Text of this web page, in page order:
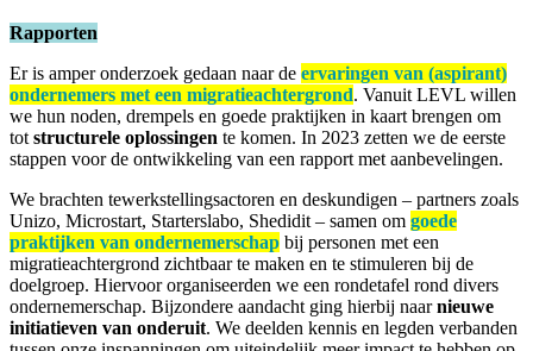
Rapporten
Er is amper onderzoek gedaan naar de ervaringen van (aspirant)
ondernemers met een migratieachtergrond. Vanuit LEVL willen
we hun noden, drempels en goede praktijken in kaart brengen om
tot structurele oplossingen te komen. In 2023 zetten we de eerste
stappen voor de ontwikkeling van een rapport met aanbevelingen.
We brachten tewerkstellingsactoren en deskundigen – partners zoals
Unizo, Microstart, Starterslabo, Shedidit – samen om goede
praktijken van ondernemerschap bij personen met een
migratieachtergrond zichtbaar te maken en te stimuleren bij de
doelgroep. Hiervoor organiseerden we een rondetafel rond divers
ondernemerschap. Bijzondere aandacht ging hierbij naarnieuwe
initiatieven van onderuit. We deelden kennis en legden verbanden